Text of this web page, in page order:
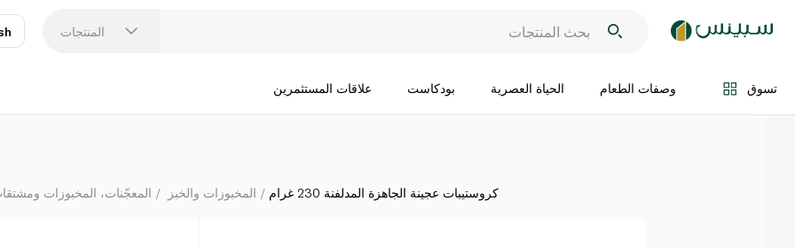
المنتجات
تسوق وصفات الطعام الحياة العصرية بودكاست علاقات المستثمرين
اضف الى السلة
المعجّنات، المخبوزات المخبوزات والخبز كروستيبات عجينة الجاهزة المدلفنة 230 غرام